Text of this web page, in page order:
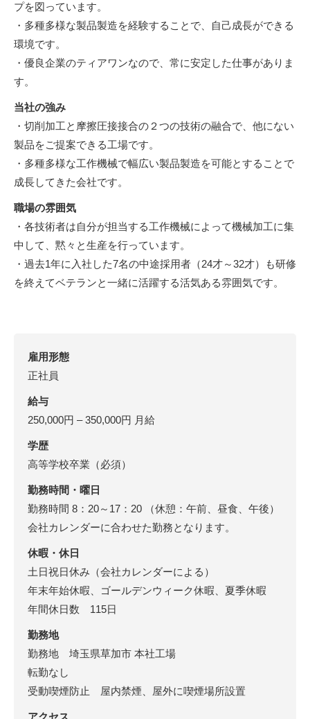
プを図っています。
・多種多様な製品製造を経験することで、自己成長ができる
環境です。
・優良企業のティアワンなので、常に安定した仕事がありま
す。
当社の強み
・切削加工と摩擦圧接接合の２つの技術の融合で、他にない
製品をご提案できる工場です。
・多種多様な工作機械で幅広い製品製造を可能とすることで
成長してきた会社です。
職場の雰囲気
・各技術者は自分が担当する工作機械によって機械加工に集
中して、黙々と生産を行っています。
・過去1年に入社した7名の中途採用者（24才～32才）も研修
を終えてベテランと一緒に活躍する活気ある雰囲気です。
雇用形態
正社員
給与
250,000円 – 350,000円 月給
学歴
高等学校卒業（必須）
勤務時間・曜日
勤務時間 8：20～17：20 （休憩：午前、昼食、午後）
会社カレンダーに合わせた勤務となります。
休暇・休日
土日祝日休み（会社カレンダーによる）
年末年始休暇、ゴールデンウィーク休暇、夏季休暇
年間休日数 115日
勤務地
勤務地 埼玉県草加市 本社工場
転勤なし
受動喫煙防止 屋内禁煙、屋外に喫煙場所設置